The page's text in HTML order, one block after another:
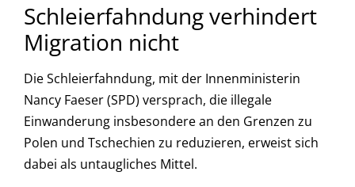
Schleierfahndung verhindert
Migration nicht
Die Schleierfahndung, mit der Innenministerin
Nancy Faeser (SPD) versprach, die illegale
Einwanderung insbesondere an den Grenzen zu
Polen und Tschechien zu reduzieren, erweist sich
dabei als untaugliches Mittel.